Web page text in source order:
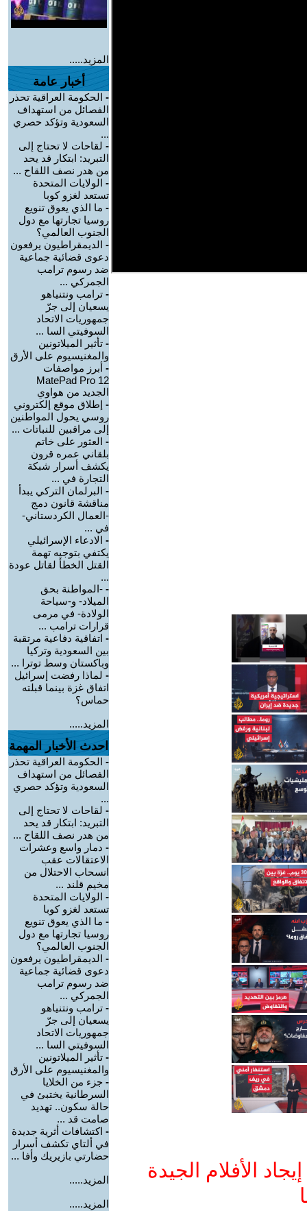
الأفلام الجيدة
المزيد.....
أخبار عامة
- الحكومة العراقية تحذر
الفصائل من استهداف
السعودية وتؤكد حصري
...
- لقاحات لا تحتاج إلى
التبريد: ابتكار قد يحد
من هدر نصف اللقاح ...
- الولايات المتحدة
تستعد لغزو كوبا
- ما الذي يعوق تنويع
روسيا تجارتها مع دول
الجنوب العالمي؟
- الديمقراطيون يرفعون
دعوى قضائية جماعية
ضد رسوم ترامب
الجمركي ...
- ترامب ونتنياهو
يسعيان إلى جرّ
جمهوريات الاتحاد
السوفيتي السا ...
- تأثير الميلاتونين
والمغنيسيوم على الأرق
- أبرز مواصفات
MatePad Pro 12
الجديد من هواوي
- إطلاق موقع إلكتروني
روسي يحول المواطنين
إلى مراقبين للنباتات ...
- العثور على خاتم
بلقاني عمره قرون
يكشف أسرار شبكة
التجارة في ...
- البرلمان التركي يبدأ
مناقشة قانون دمج
-العمال الكردستاني-
في ...
- الادعاء الإسرائيلي
يكتفي بتوجيه تهمة
القتل الخطأ لقاتل عودة
...
- -المواطنة بحق
الميلاد- و-سياحة
الولادة- في مرمى
قرارات ترامب ...
- اتفاقية دفاعية مرتقبة
بين السعودية وتركيا
وباكستان وسط توترا ...
- لماذا رفضت إسرائيل
اتفاق غزة بينما قبلته
حماس؟
المزيد.....
احدث الأخبار المهمة
- الحكومة العراقية تحذر
الفصائل من استهداف
السعودية وتؤكد حصري
...
- لقاحات لا تحتاج إلى
التبريد: ابتكار قد يحد
من هدر نصف اللقاح ...
- دمار واسع وعشرات
الاعتقالات عقب
انسحاب الاحتلال من
مخيم قلند ...
- الولايات المتحدة
تستعد لغزو كوبا
- ما الذي يعوق تنويع
روسيا تجارتها مع دول
الجنوب العالمي؟
- الديمقراطيون يرفعون
دعوى قضائية جماعية
ضد رسوم ترامب
الجمركي ...
- ترامب ونتنياهو
يسعيان إلى جرّ
جمهوريات الاتحاد
السوفيتي السا ...
- تأثير الميلاتونين
والمغنيسيوم على الأرق
- جزء من الخلايا
السرطانية يختبئ في
حالة سكون.. تهديد
صامت قد ...
- اكتشافات أثرية جديدة
في ألتاي تكشف أسرار
حضارتي بازيريك وأفا ...
المزيد.....
المزيد.....